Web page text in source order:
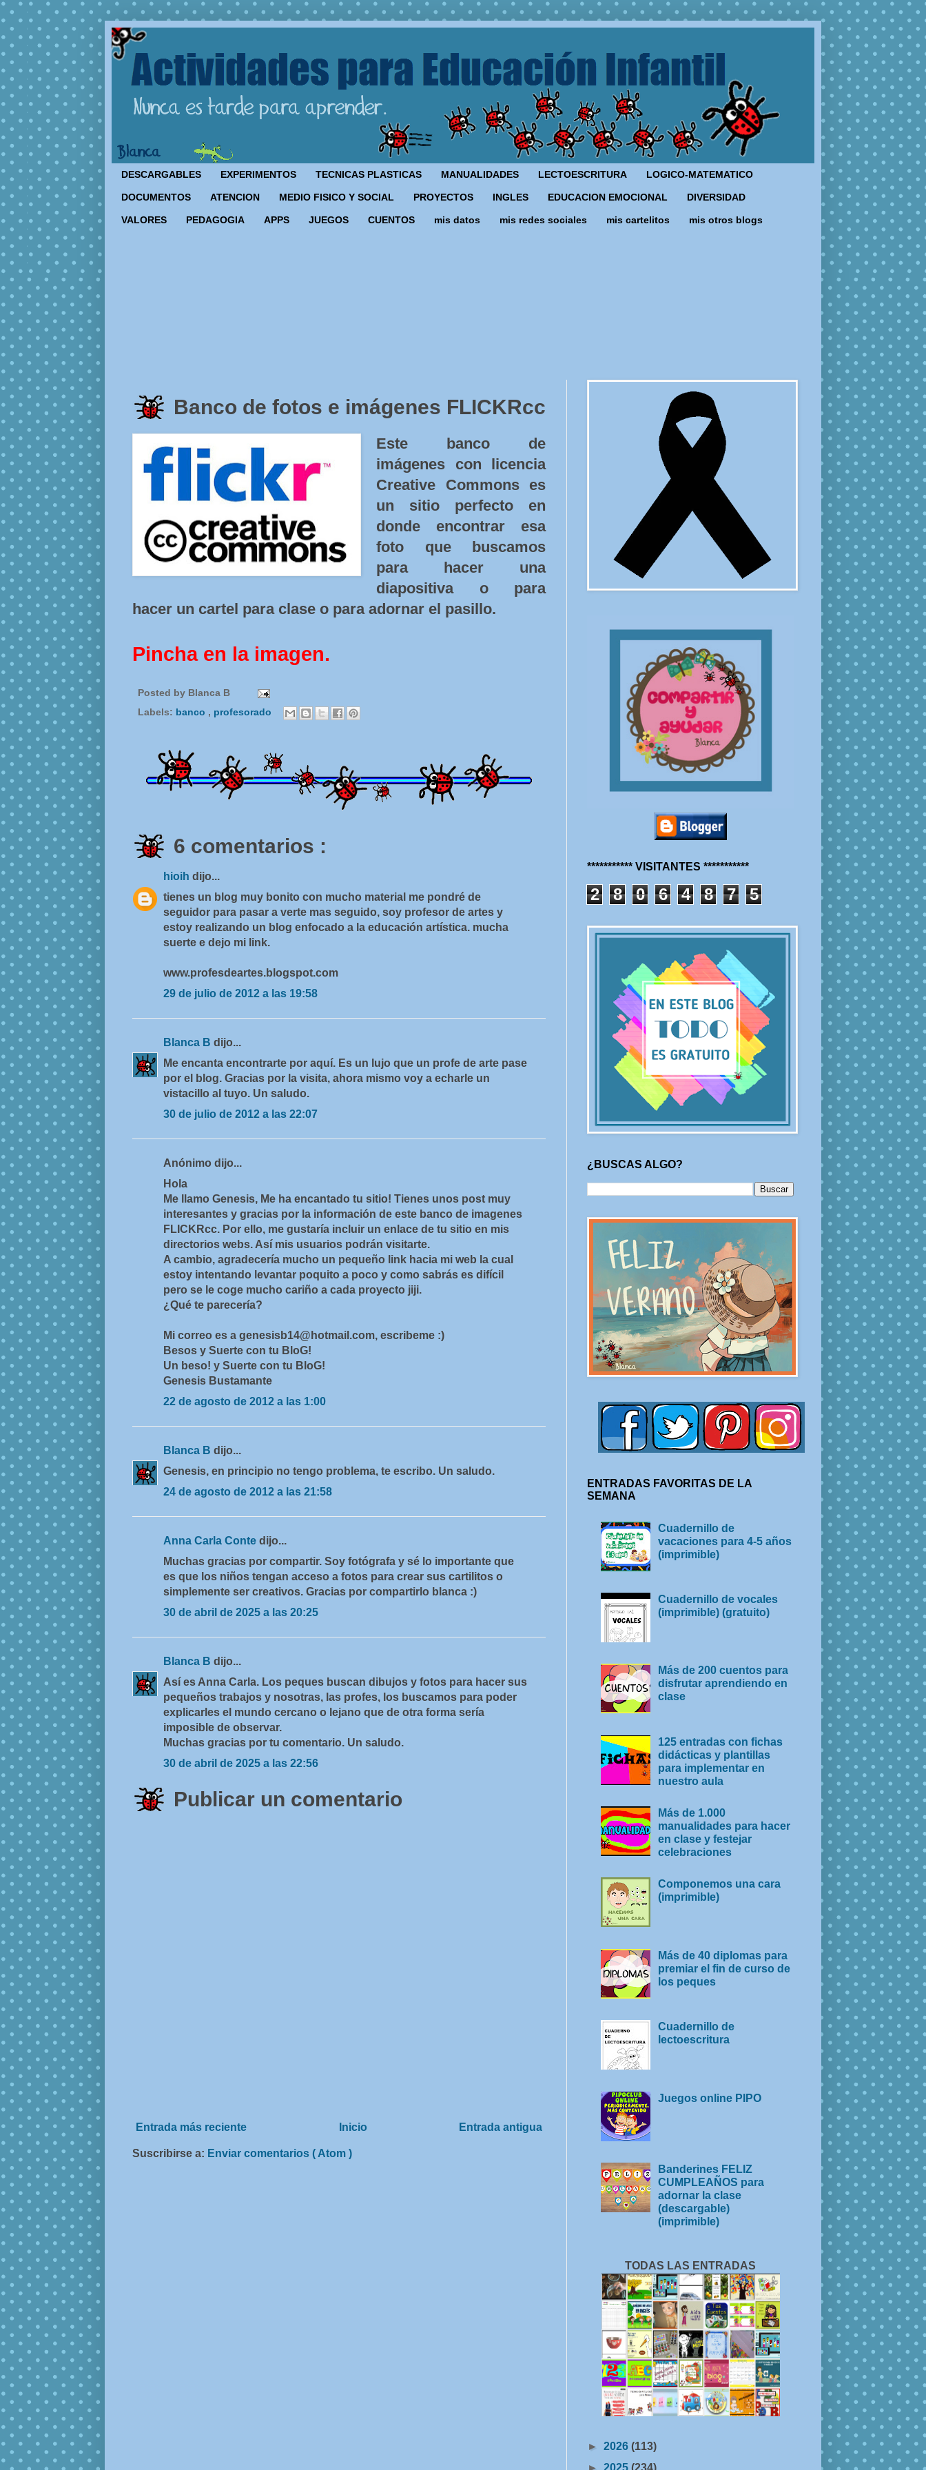
DESCARGABLES EXPERIMENTOS TECNICAS PLASTICAS MANUALIDADES LECTOESCRITURA LOGICO-MATEMATICO
DOCUMENTOS ATENCION MEDIO FISICO Y SOCIAL PROYECTOS INGLES EDUCACION EMOCIONAL DIVERSIDAD
VALORES PEDAGOGIA APPS JUEGOS CUENTOS mis datos mis redes sociales mis cartelitos mis otros blogs
Banco de fotos e imágenes FLICKRcc
Este banco de
imágenes con licencia
Creative Commons es
un sitio perfecto en
donde encontrar esa
foto que buscamos
para hacer una
diapositiva o para
hacer un cartel para clase o para adornar el pasillo.
Pincha en la imagen.
Posted by Blanca B
Labels: banco , profesorado
6 comentarios :
hioih dijo...
tienes un blog muy bonito con mucho material me pondré de
seguidor para pasar a verte mas seguido, soy profesor de artes y
estoy realizando un blog enfocado a la educación artística. mucha
suerte e dejo mi link.
www.profesdeartes.blogspot.com
29 de julio de 2012 a las 19:58
Blanca B dijo...
Me encanta encontrarte por aquí. Es un lujo que un profe de arte pase
por el blog. Gracias por la visita, ahora mismo voy a echarle un
vistacillo al tuyo. Un saludo.
30 de julio de 2012 a las 22:07
Anónimo dijo...
Hola
Me llamo Genesis, Me ha encantado tu sitio! Tienes unos post muy
interesantes y gracias por la información de este banco de imagenes
FLICKRcc. Por ello, me gustaría incluir un enlace de tu sitio en mis
directorios webs. Así mis usuarios podrán visitarte.
A cambio, agradecería mucho un pequeño link hacia mi web la cual
estoy intentando levantar poquito a poco y como sabrás es difícil
pero se le coge mucho cariño a cada proyecto jiji.
¿Qué te parecería?
Mi correo es a genesisb14@hotmail.com, escribeme :)
Besos y Suerte con tu BloG!
Un beso! y Suerte con tu BloG!
Genesis Bustamante
22 de agosto de 2012 a las 1:00
Blanca B dijo...
Genesis, en principio no tengo problema, te escribo. Un saludo.
24 de agosto de 2012 a las 21:58
Anna Carla Conte dijo...
Muchas gracias por compartir. Soy fotógrafa y sé lo importante que
es que los niños tengan acceso a fotos para crear sus cartilitos o
simplemente ser creativos. Gracias por compartirlo blanca :)
30 de abril de 2025 a las 20:25
Blanca B dijo...
Así es Anna Carla. Los peques buscan dibujos y fotos para hacer sus
pequeños trabajos y nosotras, las profes, los buscamos para poder
explicarles el mundo cercano o lejano que de otra forma sería
imposible de observar.
Muchas gracias por tu comentario. Un saludo.
30 de abril de 2025 a las 22:56
Publicar un comentario
Entrada más reciente Entrada antigua
Inicio
Suscribirse a: Enviar comentarios ( Atom )
*********** VISITANTES ***********
2 8 0 6 4 8 7 5
¿BUSCAS ALGO?
ENTRADAS FAVORITAS DE LA
SEMANA
Cuadernillo de
vacaciones para 4-5 años
(imprimible)
Cuadernillo de vocales
(imprimible) (gratuito)
Más de 200 cuentos para
disfrutar aprendiendo en
clase
125 entradas con fichas
didácticas y plantillas
para implementar en
nuestro aula
Más de 1.000
manualidades para hacer
en clase y festejar
celebraciones
Componemos una cara
(imprimible)
Más de 40 diplomas para
premiar el fin de curso de
los peques
Cuadernillo de
lectoescritura
Juegos online PIPO
Banderines FELIZ
CUMPLEAÑOS para
adornar la clase
(descargable)
(imprimible)
TODAS LAS ENTRADAS
► 2026 (113)